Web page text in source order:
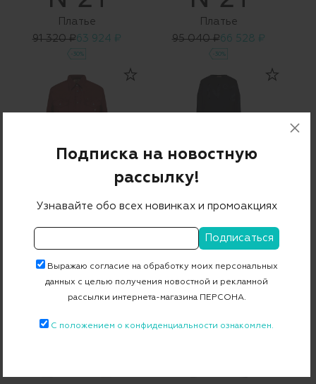
Платье
91 320 ₽63 924 ₽
-30%
Платье
95 040 ₽66 528 ₽
-30%
Рубашка
Костюм (джемпер+юбка)
47 000 ₽32 900 ₽
Подписка на новостную
рассылку!
Узнавайте обо всех новинках и промоакциях
Выражаю согласие на обработку моих персональных
данных с целью получения новостной и рекламной
рассылки интернета-магазина ПЕРСОНА.
С положением о конфиденциальности ознакомлен.